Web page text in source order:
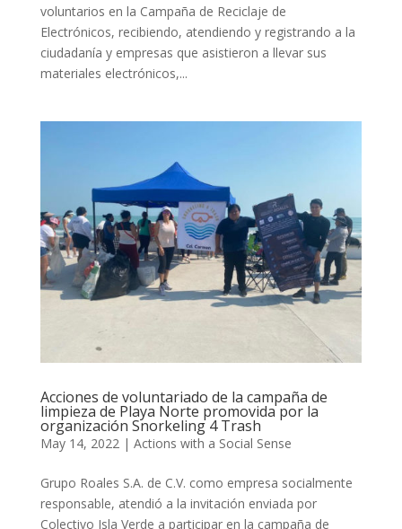
voluntarios en la Campaña de Reciclaje de
Electrónicos, recibiendo, atendiendo y registrando a la
ciudadanía y empresas que asistieron a llevar sus
materiales electrónicos,...
Acciones de voluntariado de la campaña de
limpieza de Playa Norte promovida por la
organización Snorkeling 4 Trash
May 14, 2022 | Actions with a Social Sense
Grupo Roales S.A. de C.V. como empresa socialmente
responsable, atendió a la invitación enviada por
Colectivo Isla Verde a participar en la campaña de